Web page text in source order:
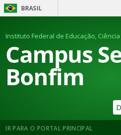
BRASIL
Instituto Federal de Educação,
Campus
Bonfim
IR PARA O PORTAL PRINCIPAL